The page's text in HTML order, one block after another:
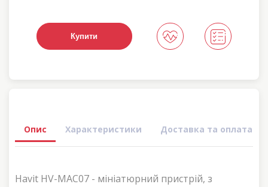
Купити
Опис Характеристики Доставка та оплата
Havit HV-MAC07 - мініатюрний пристрій, з